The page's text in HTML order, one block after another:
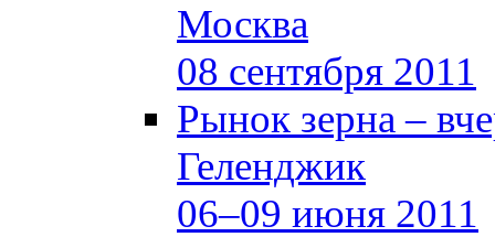
Москва
08 сентября 2011
Рынок зерна –
Геленджик
06–09 июня 2011